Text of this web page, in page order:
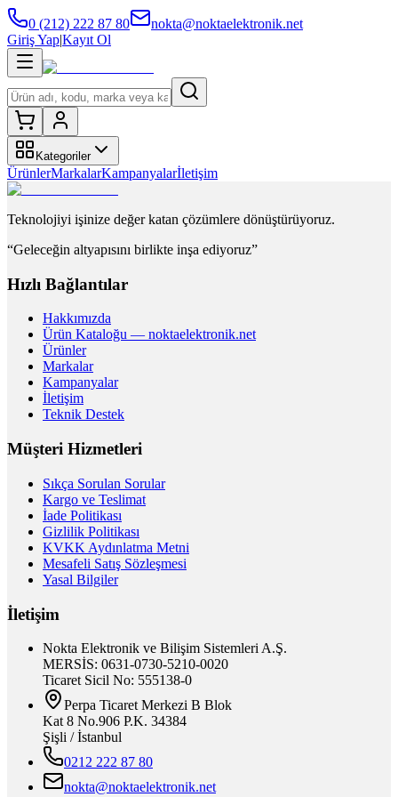
0 (212) 222 87 80
nokta@noktaelektronik.net
Giriş Yap|Kayıt Ol
Kategoriler
ÜrünlerMarkalarKampanyalarİletişim
Teknolojiyi işinize değer katan çözümlere dönüştürüyoruz.
“Geleceğin altyapısını birlikte inşa ediyoruz”
Hızlı Bağlantılar
Hakkımızda
Ürün Kataloğu — noktaelektronik.net
Ürünler
Markalar
Kampanyalar
İletişim
Teknik Destek
Müşteri Hizmetleri
Sıkça Sorulan Sorular
Kargo ve Teslimat
İade Politikası
Gizlilik Politikası
KVKK Aydınlatma Metni
Mesafeli Satış Sözleşmesi
Yasal Bilgiler
İletişim
Nokta Elektronik ve Bilişim Sistemleri A.Ş.
MERSİS: 0631-0730-5210-0020
Ticaret Sicil No: 555138-0
Perpa Ticaret Merkezi B Blok
Kat 8 No.906 P.K. 34384
Şişli / İstanbul
0212 222 87 80
nokta@noktaelektronik.net